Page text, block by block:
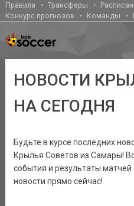
Правила Трансферы
Конкурс прогнозов
Команды
НОВОСТИ
НА СЕГОДНЯ
Будьте в курсе последних
Крылья Советов из Самары!
события и результаты
новости прямо сейчас!